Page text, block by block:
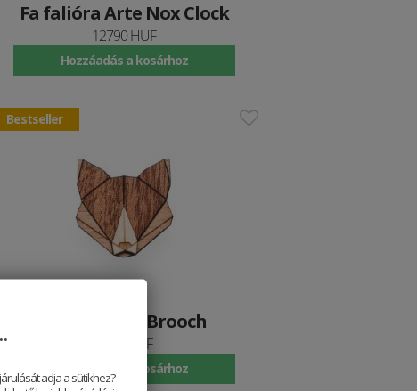
Fa falióra Arte Nox Clock
12790 HUF
Hozzáadás a kosárhoz
Bestseller
Fa bross Fox Brooch
3690 HUF
Hozzáadás a kosárhoz
adja a sütikhez?